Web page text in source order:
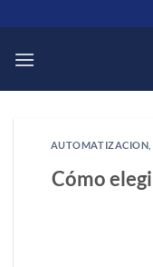
al
contenido
AUTOMATIZACION
Cómo